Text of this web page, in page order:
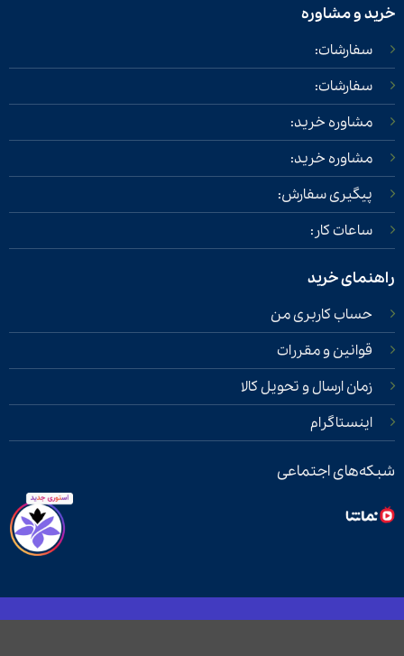
خرید و مشاوره
سفارشات:
سفارشات:
مشاوره خرید:
مشاوره خرید:
پیگیری سفارش:
ساعات کار:
راهنمای خرید
حساب کاربری من
قوانین و مقررات
زمان ارسال و تحویل کالا
اینستاگرام
شبکه‌های اجتماعی